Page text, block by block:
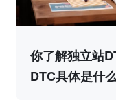
你了解独立站
DTC具体是什